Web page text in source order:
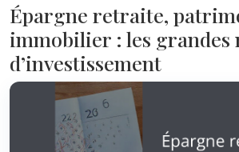
Épargne retraite,
immobilier : les grandes
d’investissement